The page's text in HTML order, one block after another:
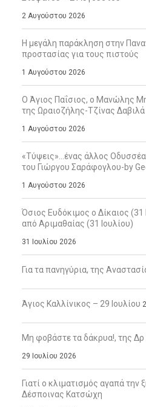
2 Αυγούστου 2026
Η μεγάλη παράκληση στην
προστασίας για τους πιστούς
1 Αυγούστου 2026
Ο Άγιος Παΐσιος, ο Μανώλης
της Ωραιοζήλης-Τζίνας Δαβιλά
1 Αυγούστου 2026
«Τύψεις»…ένας άλλος
του Γιώργου Σαράφογλου-by
1 Αυγούστου 2026
Όσιος Ευδόκιμος ο Δίκαιος
από Αριμαθαίας (31 Ιουλίου)
31 Ιουλίου 2026
Για τα πανηγύρια, της
Άγιος Καλλίνικος – 29 Ιουλίου
Μη φοβάστε τα δάκρυα!, της
29 Ιουλίου 2026
Γιατί ο κλιματισμός αγαπά
Δέσποινας Κατσώχη